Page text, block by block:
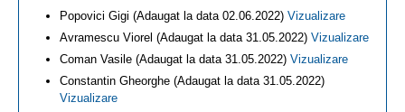
Popovici Gigi (Adaugat la data 02.06.2022) Vizualizare
Avramescu Viorel (Adaugat la data 31.05.2022) Vizualizare
Coman Vasile (Adaugat la data 31.05.2022) Vizualizare
Constantin Gheorghe (Adaugat la data 31.05.2022)
Vizualizare